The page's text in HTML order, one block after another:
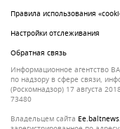
Правила использования
Настройки отслеживания
Обратная связь
Информационное агентство
по надзору в сфере связи,
(Роскомнадзор) 17 августа
73480
Владельцем сайта